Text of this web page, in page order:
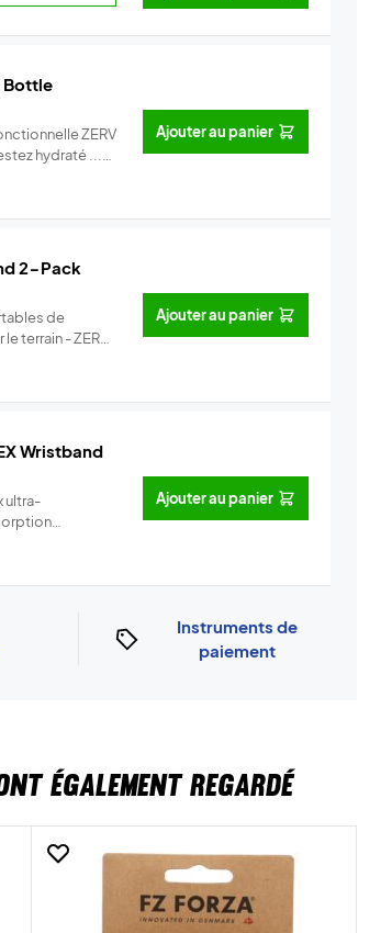
Bottle
ZERV
hydraté ...
Ajouter au panier
2-Pack
de
terrain - ZERV
Ajouter au panier
Wristband
ultra-
...
Ajouter au panier
Instruments de
paiement
ÉGALEMENT REGARDÉ